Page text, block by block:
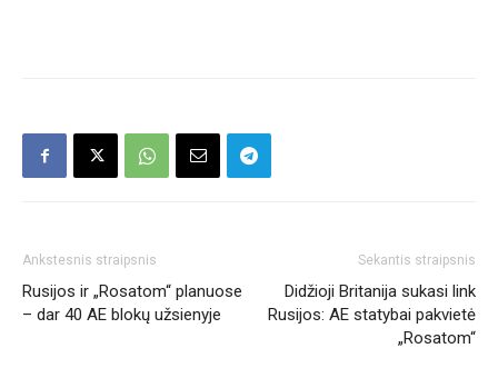
Ankstesnis straipsnis
Rusijos ir „Rosatom“ planuose
– dar 40 AE blokų užsienyje
Sekantis straipsnis
Didžioji Britanija sukasi link
Rusijos: AE statybai pakvietė
„Rosatom“